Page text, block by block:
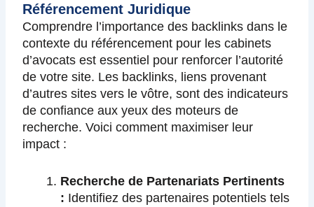
Référencement Juridique
Comprendre l’importance des backlinks dans le
contexte du référencement pour les cabinets
d’avocats est essentiel pour renforcer l’autorité
de votre site. Les backlinks, liens provenant
d’autres sites vers le vôtre, sont des indicateurs
de confiance aux yeux des moteurs de
recherche. Voici comment maximiser leur
impact :
Recherche de Partenariats Pertinents
: Identifiez des partenaires potentiels tels